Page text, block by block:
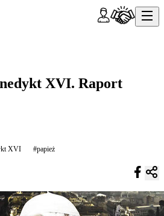
XVI. Raport
XVI #papież